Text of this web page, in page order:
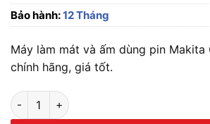
Bảo hành:12 Tháng
Máy làm mát và ấm dùng pin Makita
chính hãng, giá tốt.
Máy làm mát và ấm dùng pin Makita